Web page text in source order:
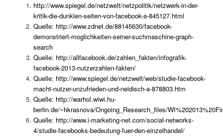
http://www.spiegel.de/netzwelt/netzpolitik/netzwerk-in-der-
kritik-die-dunklen-seiten-von-facebook-a-845127.html
Quelle: http://www.zdnet.de/88145630/facebook-
demonstriert-moglichkeiten-seiner-suchmaschine-graph-
search
Quelle: http://allfacebook.de/zahlen_fakten/infografik-
facebook-2013-nutzerzahlen-fakten/
Quelle: http://www.spiegel.de/netzwelt/web/studie-facebook-
macht-nutzer-unzufrieden-und-neidisch-a-878803.htm
Quelle: http://warhol.wiwi.hu-
berlin.de/~hkrasnova/Ongoing_Research_files/
Quelle: http://www.i-marketing-net.com/social-networks-
4/studie-facebooks-bedeutung-fuer-den-einzelhandel/